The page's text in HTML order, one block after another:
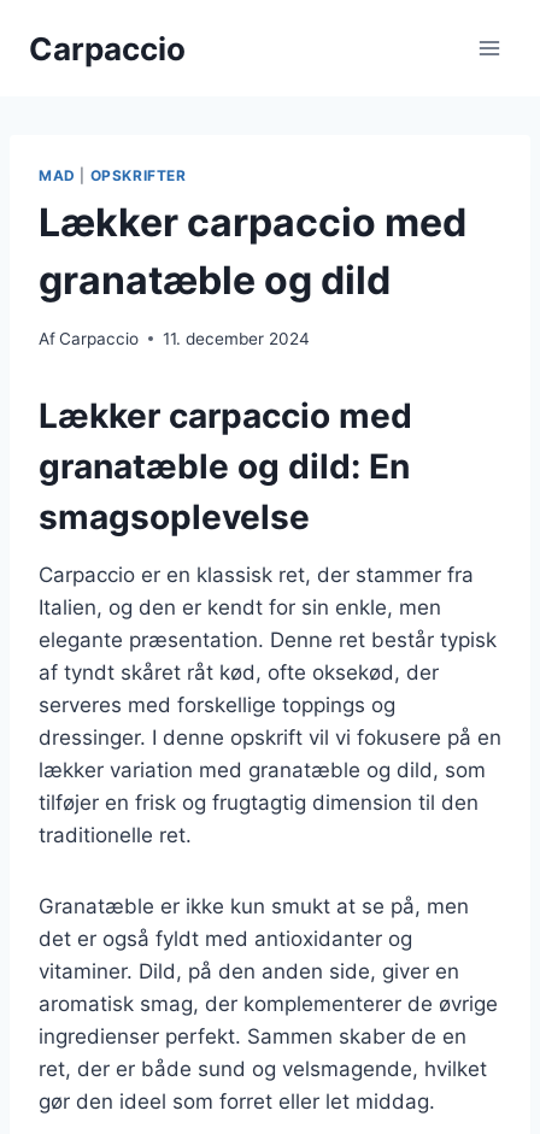
Carpaccio
MAD OPSKRIFTER
Lækker carpaccio med
granatæble og dild
AfCarpaccio 11. december 2024
Lækker carpaccio med
granatæble og dild: En
smagsoplevelse
Carpaccio er en klassisk ret, der stammer fra
Italien, og den er kendt for sin enkle, men
elegante præsentation. Denne ret består typisk
af tyndt skåret råt kød, ofte oksekød, der
serveres med forskellige toppings og
dressinger. I denne opskrift vil vi fokusere på en
lækker variation med granatæble og dild, som
tilføjer en frisk og frugtagtig dimension til den
traditionelle ret.
Granatæble er ikke kun smukt at se på, men
det er også fyldt med antioxidanter og
vitaminer. Dild, på den anden side, giver en
aromatisk smag, der komplementerer de øvrige
ingredienser perfekt. Sammen skaber de en
ret, der er både sund og velsmagende, hvilket
gør den ideel som forret eller let middag.